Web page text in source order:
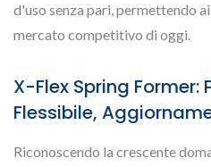
d'uso senza pari, permettendo
mercato competitivo di oggi.
X-Flex Spring Former:
Flessibile,
Riconoscendo la crescente